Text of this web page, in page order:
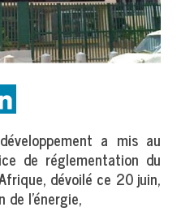
a mis au
de réglementation du
dévoilé ce 20 juin,
l’énergie,